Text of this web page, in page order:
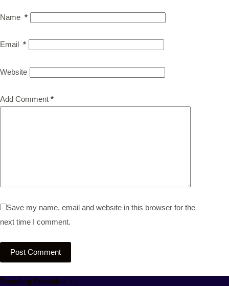
Name *
Email *
Website
Add Comment *
Save my name, email and website in this browser for the
next time I comment.
Post Comment
Trending Produk